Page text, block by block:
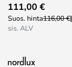
to
the
the
111,00 €
Suos. hinta116,00 €
sis. ALV